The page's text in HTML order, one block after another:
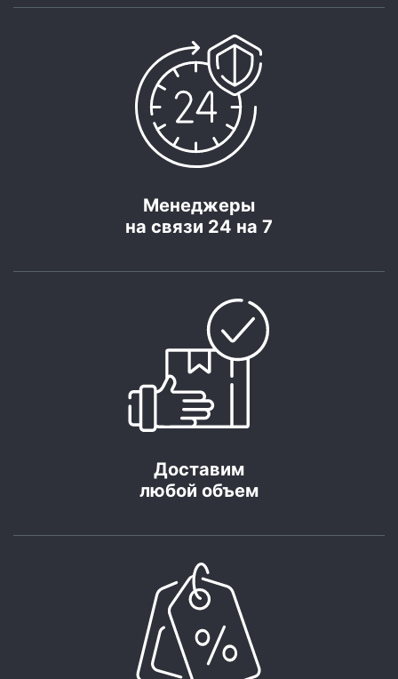
Менеджеры
на связи 24 на 7
Доставим
любой объем